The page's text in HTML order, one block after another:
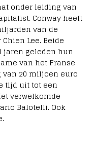
onder leiding van
Conway heeft
van de
Lee. Beide
jaren geleden hun
van het Franse
van 20 miljoen euro
tijd uit tot een
verwelkomde
Balotelli. Ook